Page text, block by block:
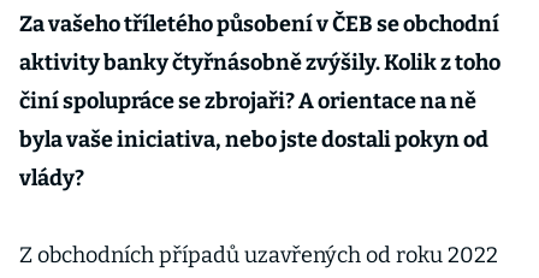
Za vašeho tříletého působení v ČEB se obchodní
aktivity banky čtyřnásobně zvýšily. Kolik z toho
činí spolupráce se zbrojaři? A orientace na ně
byla vaše iniciativa, nebo jste dostali pokyn od
vlády?
Z obchodních případů uzavřených od roku 2022